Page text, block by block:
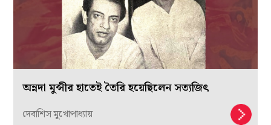
অন্নদা মুন্সীর হাতেই তৈরি হয়েছিলেন সত্যজিৎ
দেবাশিস মুখোপাধ্যায়